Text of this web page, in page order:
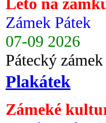
Zámek Pátek
07-09 2026
Pátecký
Plakátek
Zámeké